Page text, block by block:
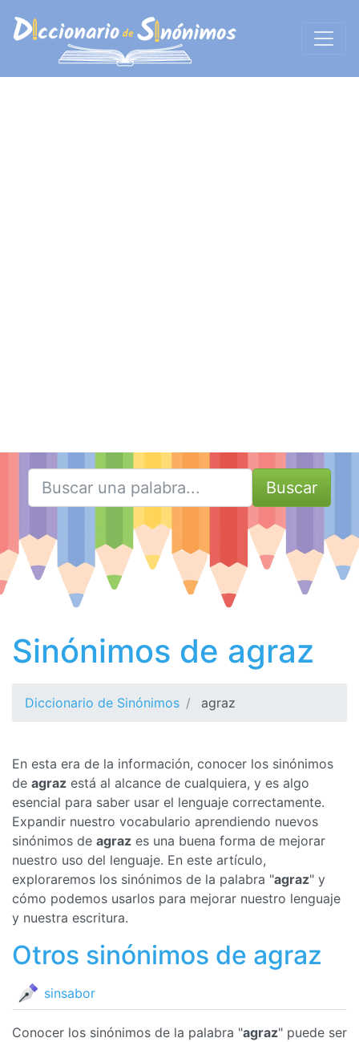
Buscar
Sinónimos de agraz
Diccionario de Sinónimos agraz
En esta era de la información, conocer los sinónimos
de agraz está al alcance de cualquiera, y es algo
esencial para saber usar el lenguaje correctamente.
Expandir nuestro vocabulario aprendiendo nuevos
sinónimos de agraz es una buena forma de mejorar
nuestro uso del lenguaje. En este artículo,
exploraremos los sinónimos de la palabra "agraz" y
cómo podemos usarlos para mejorar nuestro lenguaje
y nuestra escritura.
Otros sinónimos de agraz
sinsabor
Conocer los sinónimos de la palabra "agraz" puede ser